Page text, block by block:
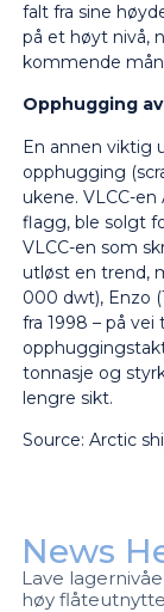
falt fra sine
på et høyt nivå,
kommende
Opphugging
En annen viktig
opphugging
ukene. VLCC-en
flagg, ble solgt
VLCC-en som
utløst en trend,
000 dwt), Enzo
fra 1998 – på
tonnasje og
lengre sikt.
Source: Arctic
News
Lave
høy